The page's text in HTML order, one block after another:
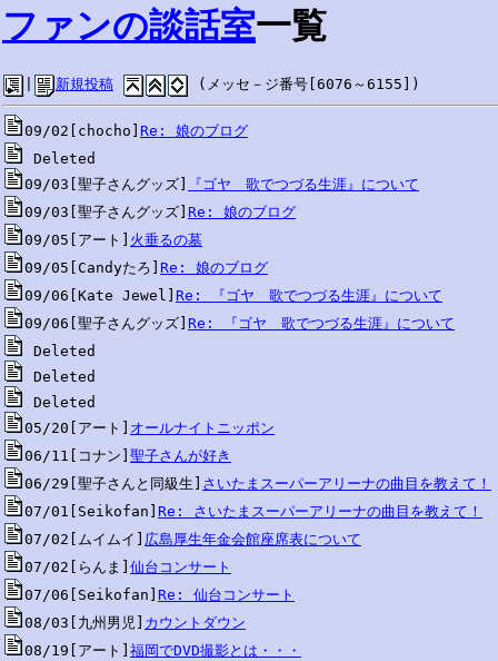
ファンの談話室一覧
新規投稿 (メッセ－ジ番号[6076～6155])
09/02[chocho] Re: 娘のブログ
09/03[聖子さんグッズ]
『ゴヤ　歌でつづる生涯』について
09/03[聖子さんグッズ] Re: 娘のブログ
09/05[アート] 火垂るの墓
09/05[Candyたろ] Re: 娘のブログ
09/06[Kate Jewel] Re: 『ゴヤ　歌でつづる生涯』について
09/06[聖子さんグッズ] Re: 『ゴヤ　歌でつづる生涯』について
05/20[アート] オールナイトニッポン
06/11[コナン] 聖子さんが好き
06/29[聖子さんと同級生] さいたまスーパーアリーナの曲目を教えて！
07/01[Seikofan] Re: さいたまスーパーアリーナの曲目を教えて！
07/02[ムイムイ] 広島厚生年金会館座席表について
07/02[らんま] 仙台コンサート
07/06[Seikofan] Re: 仙台コンサート
08/03[九州男児] カウントダウン
08/19[アート] 福岡でDVD撮影とは・・・